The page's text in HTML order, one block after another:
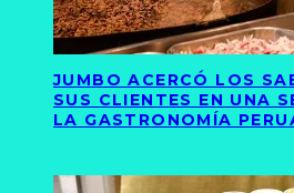
JUMBO ACERCÓ LOS
SUS CLIENTES EN UNA
LA GASTRONOMÍA